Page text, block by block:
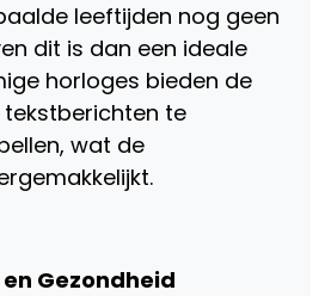
leeftijden nog geen
dit is dan een ideale
horloges bieden de
te
wat de
Gezondheid